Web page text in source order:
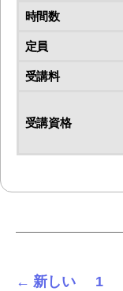
時間数
定員
受講料
受講資格
投
← 新しい 1